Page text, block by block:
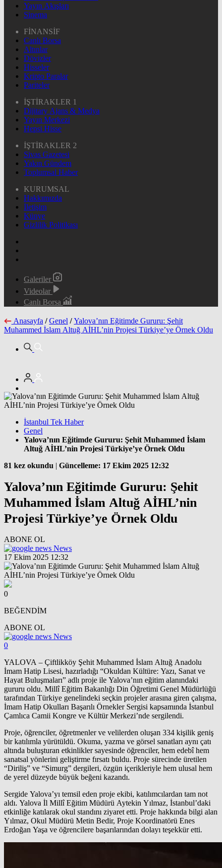
Yayın Akışları
Sinema
FİNANSİF
Canlı Borsa
Altınlar
Dövizler
Hisseler
Kripto Paralar
Pariteler
İŞTİRAKLER 1
Dijitary Ajans & Medya
Yayın Merkezi
Hepsi Hisse
İŞTİRAKLER 2
Sivas Gazetesi
Yakın Gündem
Toplumsal Haber
KURUMSAL
Hakkımızda
İletişim
Künye
Gizlilik Politikası
Galeriler
Videolar
Canlı Borsa
Anasayfa / Genel / Yalova’nın Eğitimde Gururu: Şehit
Muhammed İslam Altuğ AİHL’nin Projesi Türkiye’ye Örnek Oldu
İstanbul Tek Haber
Genel
Yalova’nın Eğitimde Gururu: Şehit Muhammed İslam
Altuğ AİHL’nin Projesi Türkiye’ye Örnek Oldu
81 kez okundu | Güncelleme: 17 Ekim 2025 12:32
Yalova’nın Eğitimde Gururu: Şehit
Muhammed İslam Altuğ AİHL’nin
Projesi Türkiye’ye Örnek Oldu
ABONE OL
News
17 Ekim 2025 12:32
0
BEĞENDİM
ABONE OL
News
0
YALOVA – Çiftlikköy Şehit Muhammed İslam Altuğ Anadolu
İmam Hatip Lisesi, hazırladığı “Okuldan Kültüre: Yazı, Sanat ve
Hayat Buluşmaları” adlı proje ile Yalova’nın eğitim alanındaki
gururu oldu. Millî Eğitim Bakanlığı Din Öğretimi Genel Müdürlüğü
tarafından Türkiye genelindeki seçkin projeler arasına giren çalışma,
İmam Hatip Okulları Başarılı Örnekler Sergisi kapsamında İstanbul
Çamlıca Camii Kongre ve Kültür Merkezi’nde sergilendi.
Proje, öğrenciler, öğretmenler ve velilerden oluşan 334 kişilik geniş
bir katılımla yürütüldü. Okuma, yazma ve görsel sanatları aynı çatı
altında buluşturan etkinlikler sayesinde öğrenciler, hem edebî hem
sanatsal yönlerini geliştirme fırsatı buldu. Proje sürecinde üretilen
“Diriliş” ve “Simurg” dergileri, özgün içerikleriyle hem ulusal hem
de yerel düzeyde büyük beğeni kazandı.
Sergide Yalova’yı temsil eden proje ekibi, katılımcılardan tam not
aldı. Yalova İl Millî Eğitim Müdürü Aytekin Yılmaz, İstanbul’daki
etkinliğe katılarak okul standını ziyaret etti. Proje hakkında bilgi alan
Yılmaz, Okul Müdürü Metin Bedir, Proje Koordinatörü Enes
Erdoğan Yaşa ve öğrencilere başarılarından dolayı teşekkür etti.